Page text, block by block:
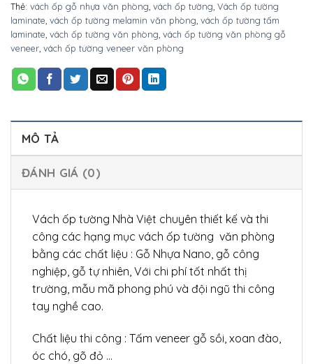
Thẻ: vách ốp gỗ nhựa văn phòng, vách ốp tường, Vách ốp tường
laminate, vách ốp tường melamin văn phòng, vách ốp tường tấm
laminate, vách ốp tường văn phòng, vách ốp tường văn phòng gỗ
veneer, vách ốp tường veneer văn phòng
MÔ TẢ
ĐÁNH GIÁ (0)
Vách ốp tường Nhà Việt chuyên thiết kế và thi
công các hạng mục vách ốp tường văn phòng
bằng các chất liệu : Gỗ Nhựa Nano, gỗ công
nghiệp, gỗ tự nhiên, Với chi phí tốt nhất thị
trường, mẫu mã phong phú và đội ngũ thi công
tay nghề cao.
Chất liệu thi công : Tấm veneer gỗ sồi, xoan đào,
óc chó, gõ đỏ …